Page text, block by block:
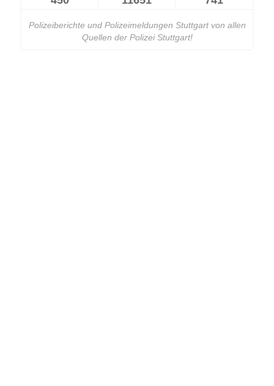
Polizeiberichte und Polizeimeldungen Stuttgart von allen
Quellen der Polizei Stuttgart!